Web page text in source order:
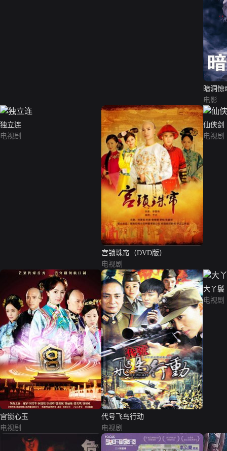
暗洞惊
电影
独立连
电视剧
宫锁珠帘（DVD版）
电视剧
仙侠剑
电视剧
宫锁心玉
电视剧
代号飞鸟行动
电视剧
大丫鬟
电视剧